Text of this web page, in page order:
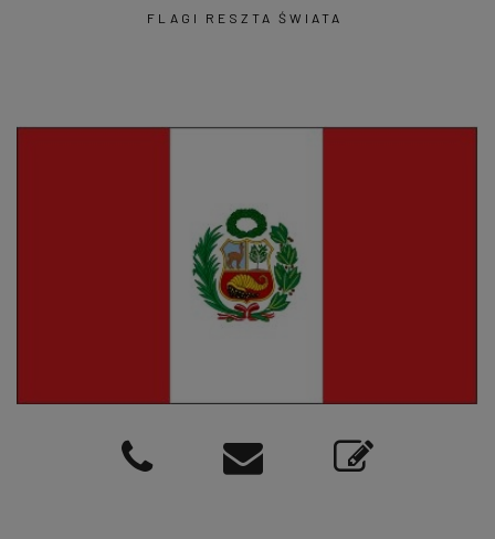
FLAGI RESZTA ŚWIATA